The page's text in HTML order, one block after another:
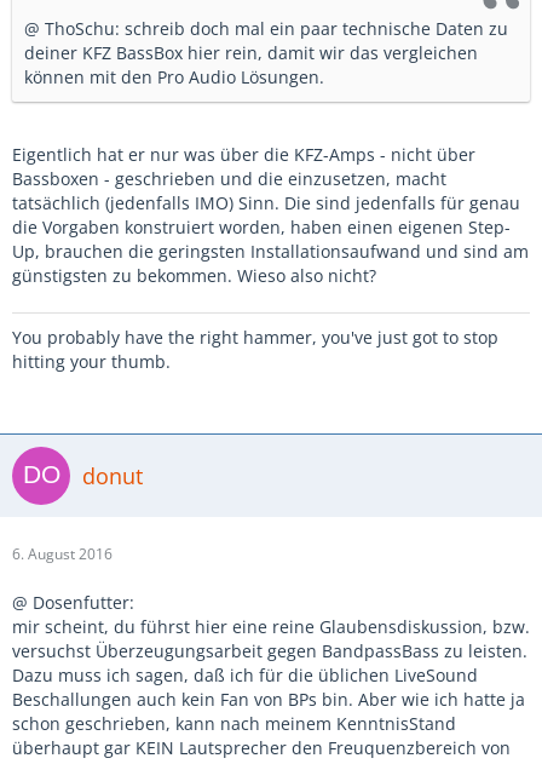
@ ThoSchu: schreib doch mal ein paar technische Daten zu
deiner KFZ BassBox hier rein, damit wir das vergleichen
können mit den Pro Audio Lösungen.
Eigentlich hat er nur was über die KFZ-Amps - nicht über
Bassboxen - geschrieben und die einzusetzen, macht
tatsächlich (jedenfalls IMO) Sinn. Die sind jedenfalls für genau
die Vorgaben konstruiert worden, haben einen eigenen Step-
Up, brauchen die geringsten Installationsaufwand und sind am
günstigsten zu bekommen. Wieso also nicht?
You probably have the right hammer, you've just got to stop
hitting your thumb.
donut
6. August 2016
@ Dosenfutter:
mir scheint, du führst hier eine reine Glaubensdiskussion, bzw.
versuchst Überzeugungsarbeit gegen BandpassBass zu leisten.
Dazu muss ich sagen, daß ich für die üblichen LiveSound
Beschallungen auch kein Fan von BPs bin. Aber wie ich hatte ja
schon geschrieben, kann nach meinem KenntnisStand
überhaupt gar KEIN Lautsprecher den Freuquenzbereich von